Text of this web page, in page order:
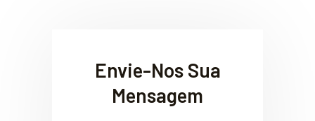
Envie-Nos Sua
Mensagem